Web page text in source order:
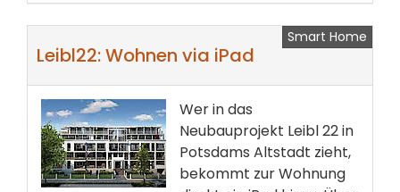
Smart Home
Leibl22: Wohnen via iPad
Wer in das
Neubauprojekt Leibl 22 in
Potsdams Altstadt zieht,
bekommt zur Wohnung